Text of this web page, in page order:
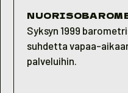
Syksyn 1999
suhdetta vapaa-
palveluihin.